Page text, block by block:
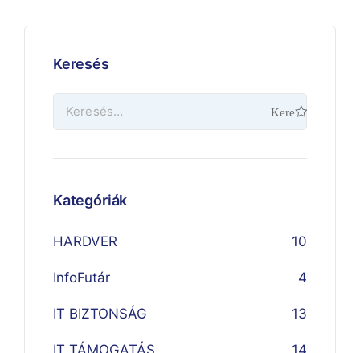
Keresés
Kategóriák
HARDVER 10
InfoFutár 4
IT BIZTONSÁG 13